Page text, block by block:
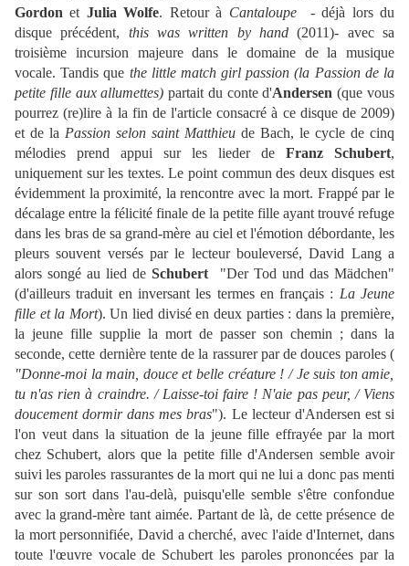
Gordon et Julia Wolfe. Retour à Cantaloupe - déjà lors du
disque précédent, this was written by hand (2011)- avec sa
troisième incursion majeure dans le domaine de la musique
vocale. Tandis que the little match girl passion (la Passion de la
petite fille aux allumettes) partait du conte d'Andersen (que vous
pourrez (re)lire à la fin de l'article consacré à ce disque de 2009)
et de la Passion selon saint Matthieu de Bach, le cycle de cinq
mélodies prend appui sur les lieder de Franz Schubert,
uniquement sur les textes. Le point commun des deux disques est
évidemment la proximité, la rencontre avec la mort. Frappé par le
décalage entre la félicité finale de la petite fille ayant trouvé refuge
dans les bras de sa grand-mère au ciel et l'émotion débordante, les
pleurs souvent versés par le lecteur bouleversé, David Lang a
alors songé au lied deSchubert
"Der Tod und das Mädchen"
(d'ailleurs traduit en inversant les termes en français : La Jeune
fille et la Mort). Un lied divisé en deux parties : dans la première,
la jeune fille supplie la mort de passer son chemin ; dans la
seconde, cette dernière tente de la rassurer par de douces paroles (
"Donne-moi la main, douce et belle créature ! / Je suis ton amie,
tu n'as rien à craindre. / Laisse-toi faire ! N'aie pas peur, / Viens
doucement dormir dans mes bras"). Le lecteur d'Andersen est si
l'on veut dans la situation de la jeune fille effrayée par la mort
chez Schubert, alors que la petite fille d'Andersen semble avoir
suivi les paroles rassurantes de la mort qui ne lui a donc pas menti
sur son sort dans l'au-delà, puisqu'elle semble s'être confondue
avec la grand-mère tant aimée. Partant de là, de cette présence de
la mort personnifiée, David a cherché, avec l'aide d'Internet, dans
toute l'œuvre vocale de Schubert les paroles prononcées par la